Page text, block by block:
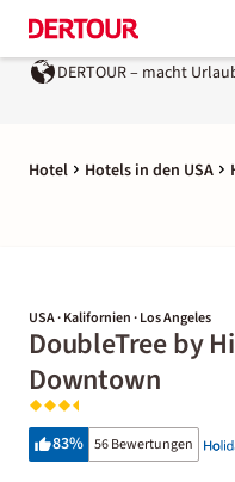
DERTOUR – macht
Hotel Hotels in den USA
USA · Kalifornien · Los Angeles
DoubleTree by
Downtown
83% 56 Bewertungen